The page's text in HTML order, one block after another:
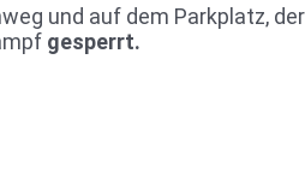
und auf dem Parkplatz,
gesperrt.